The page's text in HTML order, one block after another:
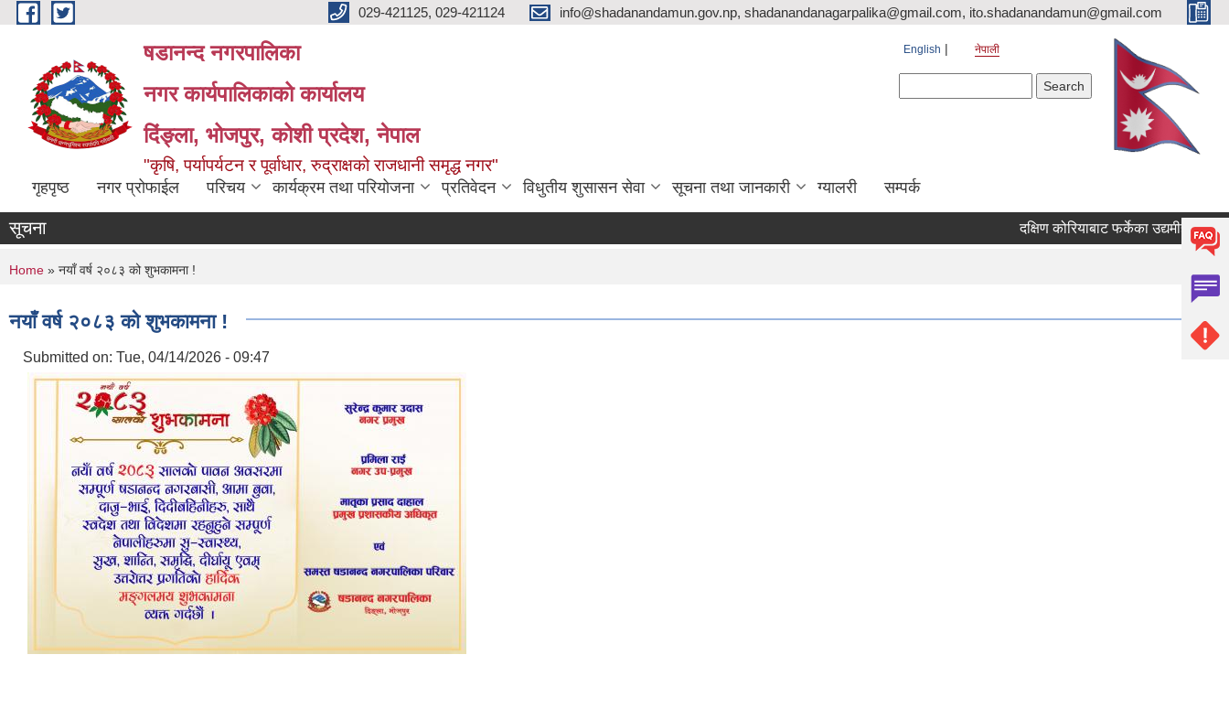
Skip to main content 029-421125, 029-421124 info@shadanandamun.gov.np, shadanandanagarpalika@gmail.com, ito.shadanandamun@gmail.com
षडानन्द नगरपालिका
नगर कार्यपालिकाको कार्यालय
दिंङ्ला, भोजपुर, कोशी प्रदेश, नेपाल
"कृषि, पर्यापर्यटन र पूर्वाधार, रुद्राक्षको राजधानी समृद्ध नगर"
English नेपाली
गृहपृष्ठ नगर प्रोफाईल परिचय कार्यक्रम तथा परियोजना प्रतिवेदन विधुतीय शुसासन सेवा सूचना तथा जानकारी ग्यालरी सम्पर्क
सूचना दक्षिण कोरियाबाट फर्केका उद्यमीहरुका
You are here
Home » नयाँ वर्ष २०८३ को शुभकामना !
नयाँ वर्ष २०८३ को शुभकामना !
Submitted on: Tue, 04/14/2026 - 09:47